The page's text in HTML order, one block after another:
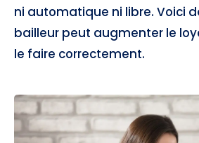
ni automatique ni libre. Voici
bailleur peut augmenter le
le faire correctement.